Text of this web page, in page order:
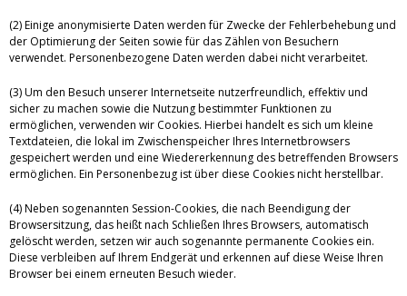
(2) Einige anonymisierte Daten werden für Zwecke der Fehlerbehebung und
der Optimierung der Seiten sowie für das Zählen von Besuchern
verwendet. Personenbezogene Daten werden dabei nicht verarbeitet.
(3) Um den Besuch unserer Internetseite nutzerfreundlich, effektiv und
sicher zu machen sowie die Nutzung bestimmter Funktionen zu
ermöglichen, verwenden wir Cookies. Hierbei handelt es sich um kleine
Textdateien, die lokal im Zwischenspeicher Ihres Internetbrowsers
gespeichert werden und eine Wiedererkennung des betreffenden Browsers
ermöglichen. Ein Personenbezug ist über diese Cookies nicht herstellbar.
(4) Neben sogenannten Session-Cookies, die nach Beendigung der
Browsersitzung, das heißt nach Schließen Ihres Browsers, automatisch
gelöscht werden, setzen wir auch sogenannte permanente Cookies ein.
Diese verbleiben auf Ihrem Endgerät und erkennen auf diese Weise Ihren
Browser bei einem erneuten Besuch wieder.